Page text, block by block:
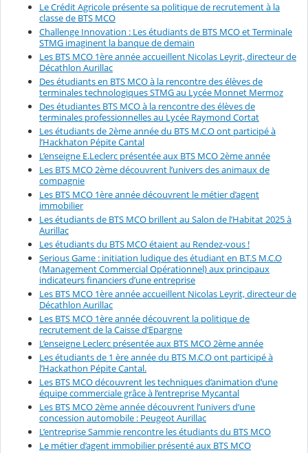
Le Crédit Agricole présente sa politique de recrutement à la
classe de BTS MCO
Challenge Innovation : Les étudiants de BTS MCO et Terminale
STMG imaginent la banque de demain
Les BTS MCO 1ère année accueillent Nicolas Leyrit, directeur de
Décathlon Aurillac
Des étudiants en BTS MCO à la rencontre des élèves de
terminales technologiques STMG au Lycée Monnet Mermoz
Des étudiantes BTS MCO à la rencontre des élèves de
terminales professionnelles au Lycée Raymond Cortat
Les étudiants de 2ème année du BTS M.C.O ont participé à
l’Hackhaton Pépite Cantal
L’enseigne E.Leclerc présentée aux BTS MCO 2ème année
Les BTS MCO 2ème découvrent l’univers des animaux de
compagnie
Les BTS MCO 1ère année découvrent le métier d’agent
immobilier
Les étudiants de BTS MCO brillent au Salon de l’Habitat 2025 à
Aurillac
Les étudiants du BTS MCO étaient au Rendez-vous !
Serious Game : initiation ludique des étudiant en B.T.S M.C.O
(Management Commercial Opérationnel) aux principaux
indicateurs financiers d’une entreprise
Les BTS MCO 1ère année accueillent Nicolas Leyrit, directeur de
Décathlon Aurillac
Les BTS MCO 1ère année découvrent la politique de
recrutement de la Caisse d’Epargne
L’enseigne Leclerc présentée aux BTS MCO 2ème année
Les étudiants de 1 ère année du BTS M.C.O ont participé à
l’Hackathon Pépite Cantal.
Les BTS MCO découvrent les techniques d’animation d’une
équipe commerciale grâce à l’entreprise Mycantal
Les BTS MCO 2ème année découvrent l’univers d’une
concession automobile : Peugeot Aurillac
L’entreprise Sammie rencontre les étudiants du BTS MCO
Le métier d’agent immobilier présenté aux BTS MCO